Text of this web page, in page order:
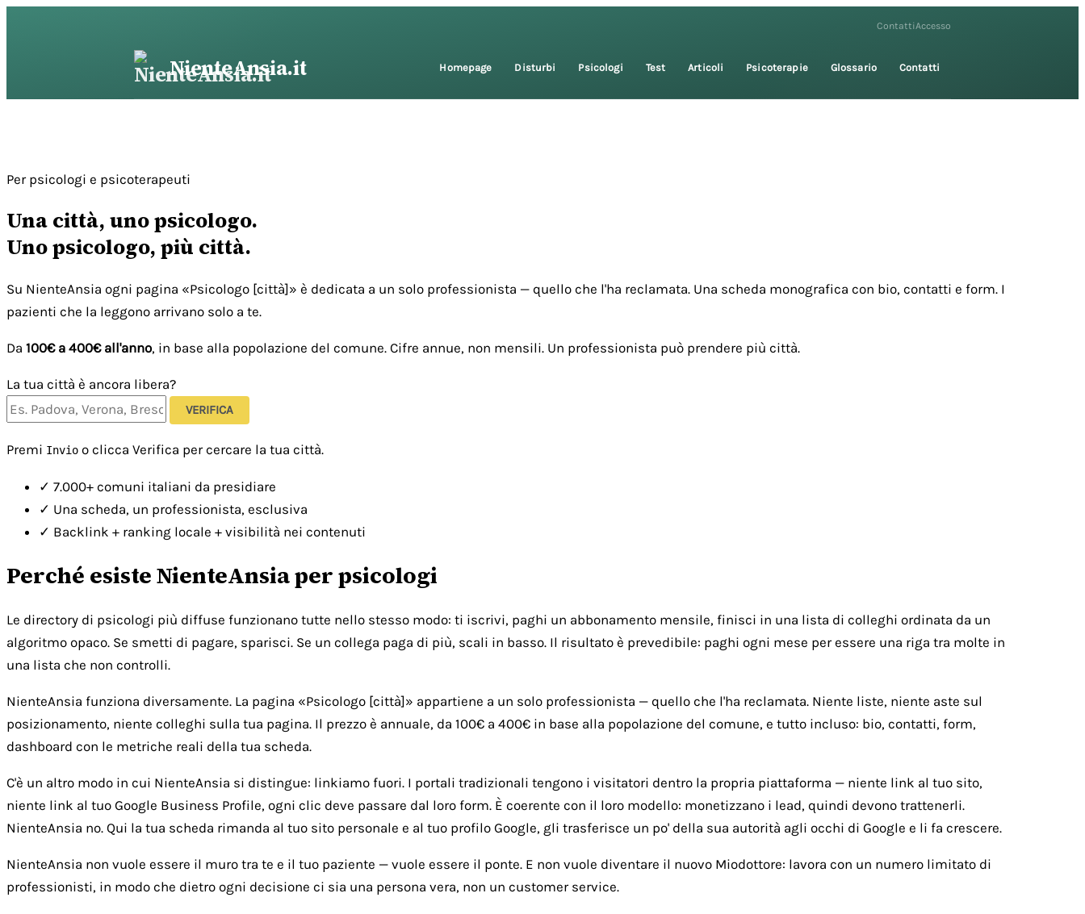
ContattiAccesso
NienteAnsia.it Homepage Disturbi Psicologi Test Articoli Psicoterapie Glossario Contatti
Per psicologi e psicoterapeuti
Una città, uno psicologo.
Uno psicologo, più città.
Su NienteAnsia ogni pagina «Psicologo [città]» è dedicata a un solo professionista — quello che l'ha reclamata. Una scheda monografica con bio, contatti e form. I
pazienti che la leggono arrivano solo a te.
Da 100€ a 400€ all'anno, in base alla popolazione del comune. Cifre annue, non mensili. Un professionista può prendere più città.
La tua città è ancora libera?
VERIFICA
Premi Invio o clicca Verifica per cercare la tua città.
✓ 7.000+ comuni italiani da presidiare
✓ Una scheda, un professionista, esclusiva
✓ Backlink + ranking locale + visibilità nei contenuti
Perché esiste NienteAnsia per psicologi
Le directory di psicologi più diffuse funzionano tutte nello stesso modo: ti iscrivi, paghi un abbonamento mensile, finisci in una lista di colleghi ordinata da un
algoritmo opaco. Se smetti di pagare, sparisci. Se un collega paga di più, scali in basso. Il risultato è prevedibile: paghi ogni mese per essere una riga tra molte in
una lista che non controlli.
NienteAnsia funziona diversamente. La pagina «Psicologo [città]» appartiene a un solo professionista — quello che l'ha reclamata. Niente liste, niente aste sul
posizionamento, niente colleghi sulla tua pagina. Il prezzo è annuale, da 100€ a 400€ in base alla popolazione del comune, e tutto incluso: bio, contatti, form,
dashboard con le metriche reali della tua scheda.
C'è un altro modo in cui NienteAnsia si distingue: linkiamo fuori. I portali tradizionali tengono i visitatori dentro la propria piattaforma — niente link al tuo sito,
niente link al tuo Google Business Profile, ogni clic deve passare dal loro form. È coerente con il loro modello: monetizzano i lead, quindi devono trattenerli.
NienteAnsia no. Qui la tua scheda rimanda al tuo sito personale e al tuo profilo Google, gli trasferisce un po' della sua autorità agli occhi di Google e li fa crescere.
NienteAnsia non vuole essere il muro tra te e il tuo paziente — vuole essere il ponte. E non vuole diventare il nuovo Miodottore: lavora con un numero limitato di
professionisti, in modo che dietro ogni decisione ci sia una persona vera, non un customer service.